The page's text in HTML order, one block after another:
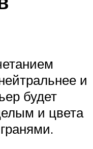
и
будет
и цвета